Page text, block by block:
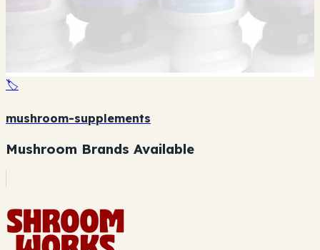
🏷️
mushroom-supplements
Mushroom Brands Available